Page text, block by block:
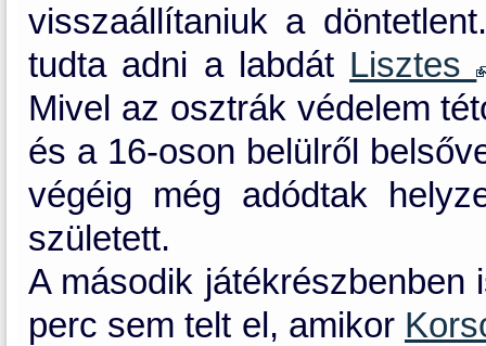
visszaállítaniuk a
tudta adni a labdát Lisztes
Mivel az osztrák védelem
és a 16-oson belülről
végéig még adódtak
született.
A második
perc sem telt el, amikor